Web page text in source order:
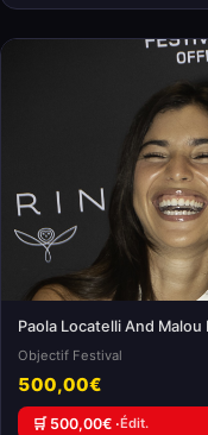
Objectif Festival
500,00€
🛒 500,00€ ·Édit.